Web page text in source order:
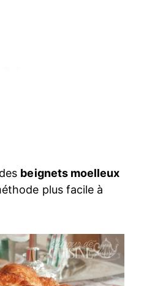
beignets moelleux
plus facile à